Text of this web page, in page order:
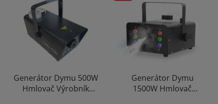
Generátor Dymu 500W
Hmlovač Výrobník
Generátor Dymu
1500W Hmlovač